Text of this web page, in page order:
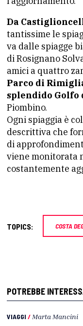
Da
tantissime le
va dalle spiagge
di Rosignano
amici a quattro
Parco di
splendido
Piombino.
Ogni spiaggia è
descrittiva che
di
viene monitorata
costantemente
TOPICS: COSTA
POTREBBE
VIAGGI / Marta Mancini